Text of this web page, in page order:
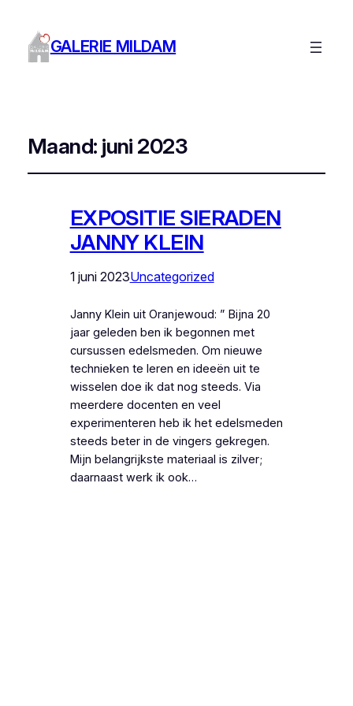
GALERIE MILDAM
Maand: juni 2023
EXPOSITIE SIERADEN
JANNY KLEIN
1 juni 2023Uncategorized
Janny Klein uit Oranjewoud: ” Bijna 20
jaar geleden ben ik begonnen met
cursussen edelsmeden. Om nieuwe
technieken te leren en ideeën uit te
wisselen doe ik dat nog steeds. Via
meerdere docenten en veel
experimenteren heb ik het edelsmeden
steeds beter in de vingers gekregen.
Mijn belangrijkste materiaal is zilver;
daarnaast werk ik ook…